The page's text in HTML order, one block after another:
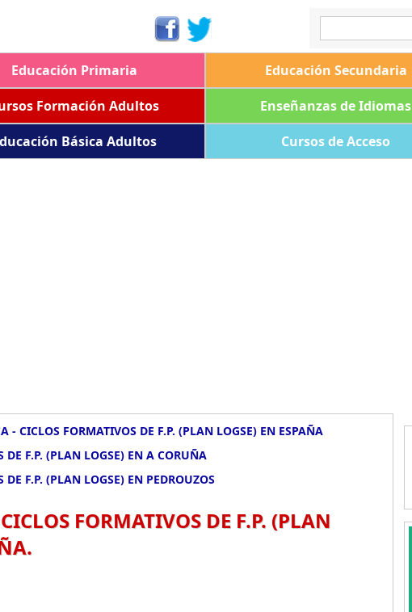
Educación Primaria Educación Secundaria
Formación Adultos Enseñanzas de Idiomas
Básica Adultos Cursos de Acceso
- CICLOS FORMATIVOS DE F.P. (PLAN LOGSE) EN ESPAÑA
DE F.P. (PLAN LOGSE) EN A CORUÑA
F.P. (PLAN LOGSE) EN PEDROUZOS
FORMATIVOS DE F.P. (PLAN